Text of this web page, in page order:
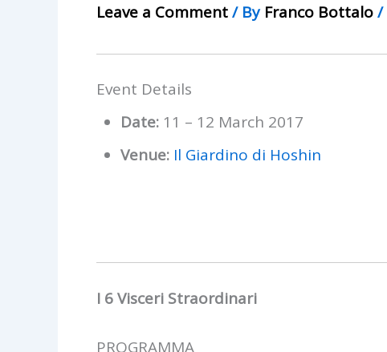
Leave a Comment / By Franco Bottalo/
Event Details
Date: 11 – 12 March 2017
Venue: Il Giardino di Hoshin
I 6 Visceri Straordinari
PROGRAMMA